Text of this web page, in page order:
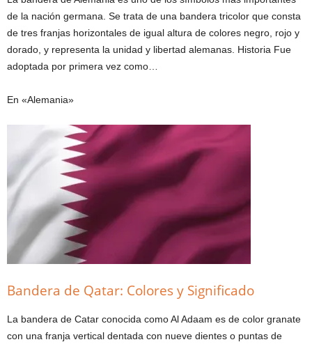
de la nación germana. Se trata de una bandera tricolor que consta
de tres franjas horizontales de igual altura de colores negro, rojo y
dorado, y representa la unidad y libertad alemanas. Historia Fue
adoptada por primera vez como…
En «Alemania»
Bandera de Qatar: Colores y Significado
La bandera de Catar conocida como Al Adaam es de color granate
con una franja vertical dentada con nueve dientes o puntas de